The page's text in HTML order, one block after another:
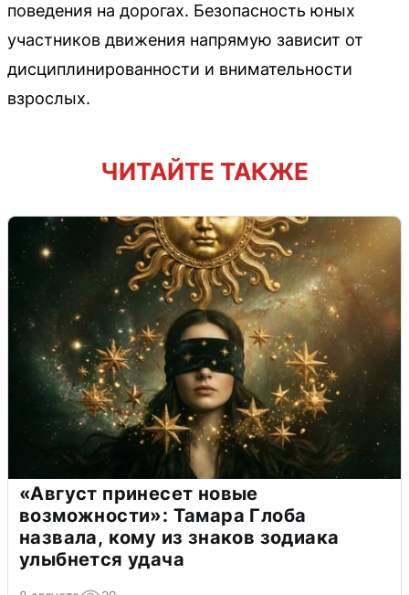
поведения на дорогах. Безопасность юных
участников движения напрямую зависит от
дисциплинированности и внимательности
взрослых.
ЧИТАЙТЕ ТАКЖЕ
«Август принесет новые
возможности»: Тамара Глоба
назвала, кому из знаков зодиака
улыбнется удача